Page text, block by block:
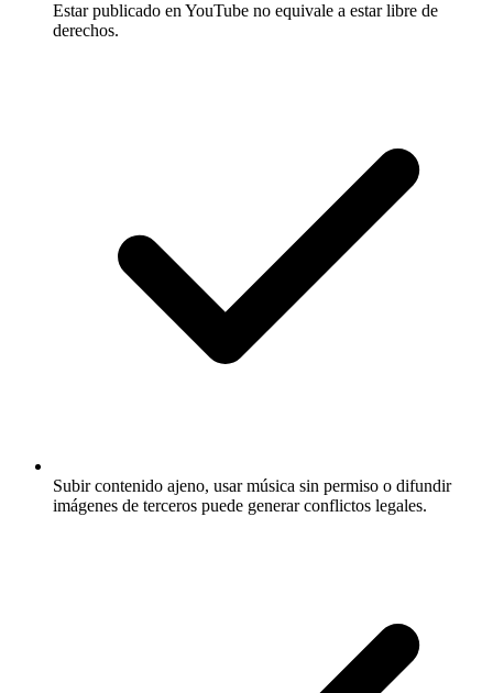
Estar publicado en YouTube no equivale a estar libre de
derechos.
Subir contenido ajeno, usar música sin permiso o difundir
imágenes de terceros puede generar conflictos legales.